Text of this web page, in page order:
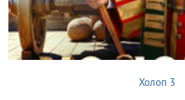
Холоп 3